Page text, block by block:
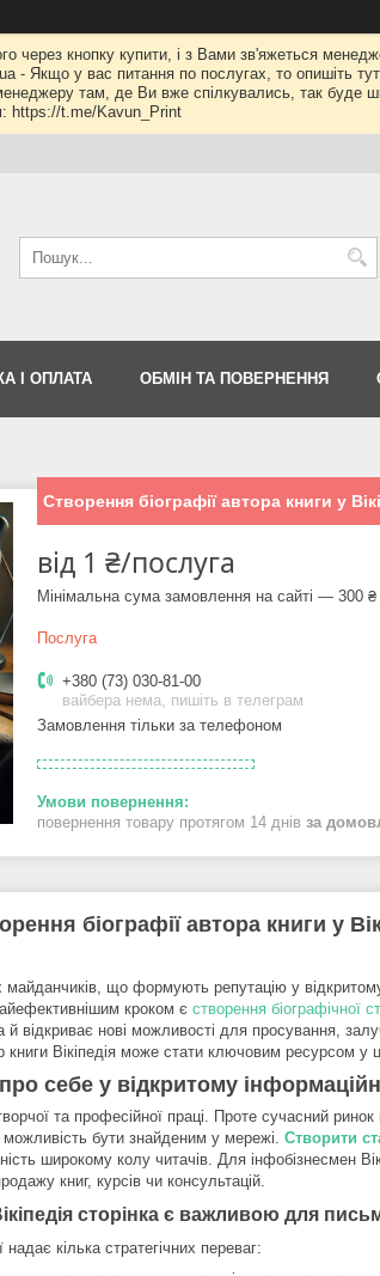
кнопку купити, і з Вами зв'яжеться
- Якщо у вас питання по послугах, то опишіть
там, де Ви вже спілкувались, так буде
https://t.me/Kavun_Print
І ОПЛАТА ОБМІН ТА ПОВЕРНЕННЯ
Створення біографії автора книги у
від 1 ₴/послуга
Мінімальна сума замовлення на сайті — 300 ₴
Послуга
+380 (73) 030-81-00
вайбера нема, пишіть в телеграм
Замовлення тільки за телефоном
повернення товару протягом 14 днів за
біографії автора книги у
майданчиків, що формують репутацію у
кроком є створення біографічної
й відкриває нові можливості для просування,
Вікіпедія може стати ключовим ресурсом у
себе у відкритому
та професійної праці. Проте сучасний
бути знайденим у мережі. Створити
широкому колу читачів. Для інфобізнесмен
книг, курсів чи консультацій.
сторінка є важливою для
надає кілька стратегічних переваг: